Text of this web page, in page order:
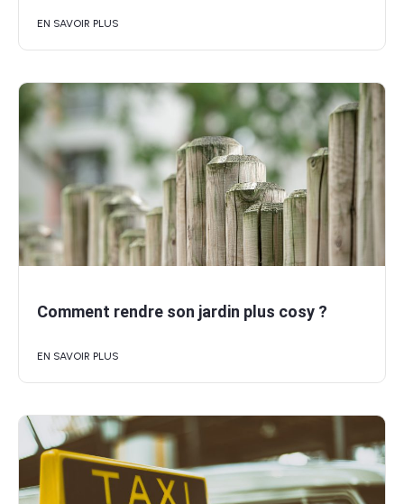
EN SAVOIR PLUS
Comment rendre son jardin plus cosy ?
EN SAVOIR PLUS